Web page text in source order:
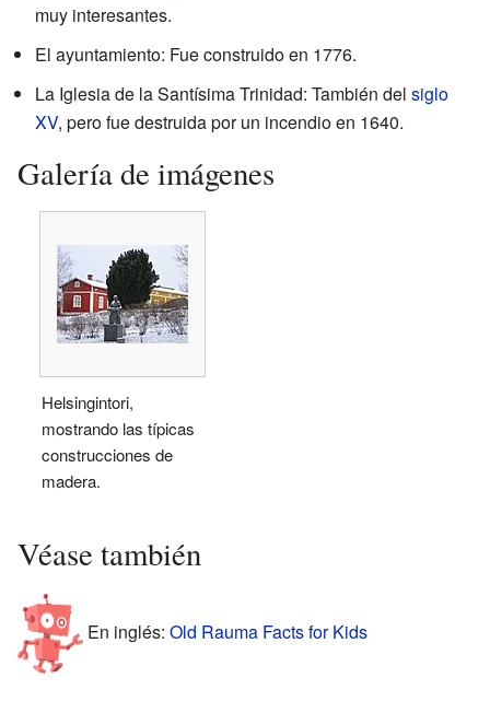
muy interesantes.
El ayuntamiento: Fue construido en 1776.
La Iglesia de la Santísima Trinidad: También del siglo
XV, pero fue destruida por un incendio en 1640.
Galería de imágenes
Helsingintori,
mostrando las típicas
construcciones de
madera.
Véase también
En inglés: Old Rauma Facts for Kids